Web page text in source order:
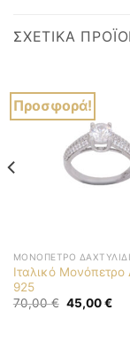
ΣΧΕΤΙΚΆ
Προσφορά!
Ιταλικό Μονόπετρο
925
70,00€ Original
price
45,00€Η